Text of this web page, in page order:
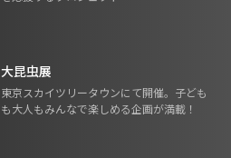
大昆虫展
東京スカイツリータウンにて開催。子ども
も大人もみんなで楽しめる企画が満載！